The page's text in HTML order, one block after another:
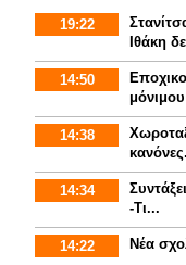
19:22
Ιθάκη
14:50
14:38
14:34
-Τι...
14:22 Νέα